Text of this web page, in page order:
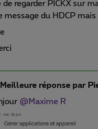
de regarder PICKX sur
message du HDCP
Meilleure réponse par
@Maxime R